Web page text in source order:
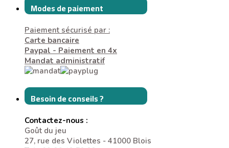
Modes de paiement
Paiement sécurisé par :
Carte bancaire
Paypal - Paiement en 4x
Mandat administratif
Besoin de conseils ?
Contactez-nous :
Goût du jeu
27, rue des Violettes - 41000 Blois